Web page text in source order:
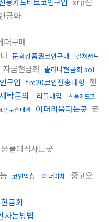
신용카드비트코인구입
금화
더구매
문화상품권코인구매
컬쳐랜드
자금현금화 솔라나현금화 sol
구입 trc20코인전송대행 핸
탁문의 리플매입
신용카드코
인구입대행 이더리움파는곳 코
클레식사는곳
코인믹싱 테더이체
중고오
금화
사는방법